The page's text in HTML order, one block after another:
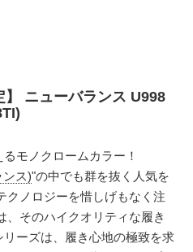
】 ニューバランス U998
モノクロームカラー！
ンス)"の中でも群を抜く人気を
クノロジーを惜しげもなく注
、そのハイクオリティな履き
ーズは、履き心地の極致を求